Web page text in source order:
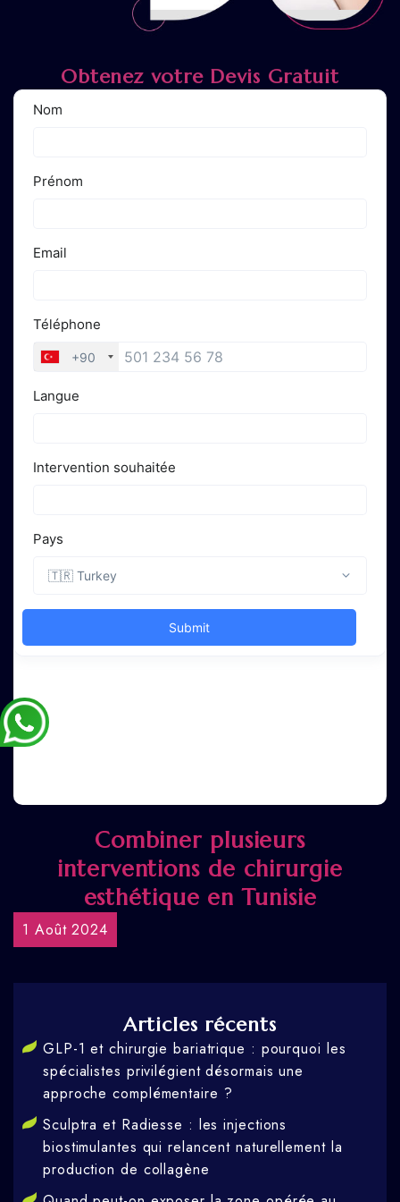
Obtenez votre Devis Gratuit
Combiner plusieurs
interventions de chirurgie
esthétique en Tunisie
1 Août 2024
Articles récents
GLP-1 et chirurgie bariatrique : pourquoi les
spécialistes privilégient désormais une
approche complémentaire ?
Sculptra et Radiesse : les injections
biostimulantes qui relancent naturellement la
production de collagène